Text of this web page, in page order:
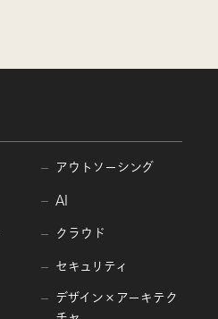
アウトソーシング
AI
クラウド
セキュリティ
デザイン×アーキテク